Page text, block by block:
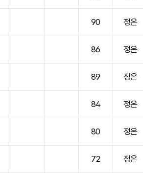
90 정온
86 정온
89 정온
84 정온
80 정온
72 정온